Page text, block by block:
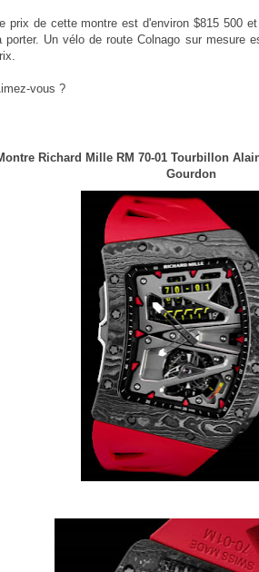
prix de cette montre est d'environ $815 500
porter. Un vélo de route Colnago sur mesure
vous ?
Richard Mille RM 70-01 Tourbillon
Gourdon